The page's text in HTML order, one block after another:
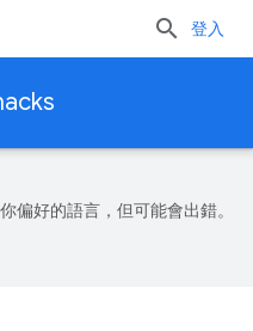
登入
偏好的語言，但可能會出錯。